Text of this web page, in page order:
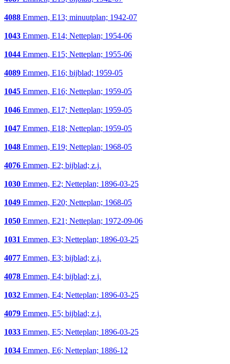
4088 Emmen, E13; minuutplan; 1942-07
1043 Emmen, E14; Netteplan; 1954-06
1044 Emmen, E15; Netteplan; 1955-06
4089 Emmen, E16; bijblad; 1959-05
1045 Emmen, E16; Netteplan; 1959-05
1046 Emmen, E17; Netteplan; 1959-05
1047 Emmen, E18; Netteplan; 1959-05
1048 Emmen, E19; Netteplan; 1968-05
4076 Emmen, E2; bijblad; z.j.
1030 Emmen, E2; Netteplan; 1896-03-25
1049 Emmen, E20; Netteplan; 1968-05
1050 Emmen, E21; Netteplan; 1972-09-06
1031 Emmen, E3; Netteplan; 1896-03-25
4077 Emmen, E3; bijblad; z.j.
4078 Emmen, E4; bijblad; z.j.
1032 Emmen, E4; Netteplan; 1896-03-25
4079 Emmen, E5; bijblad; z.j.
1033 Emmen, E5; Netteplan; 1896-03-25
1034 Emmen, E6; Netteplan; 1886-12